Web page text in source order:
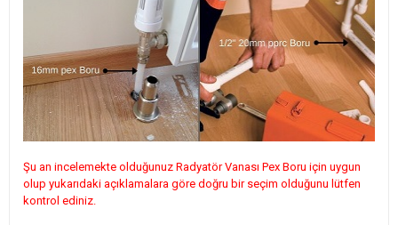
Şu an incelemekte olduğunuz Radyatör Vanası Pex Boru için uygun
olup yukarıdaki açıklamalara göre doğru bir seçim olduğunu lütfen
kontrol ediniz.